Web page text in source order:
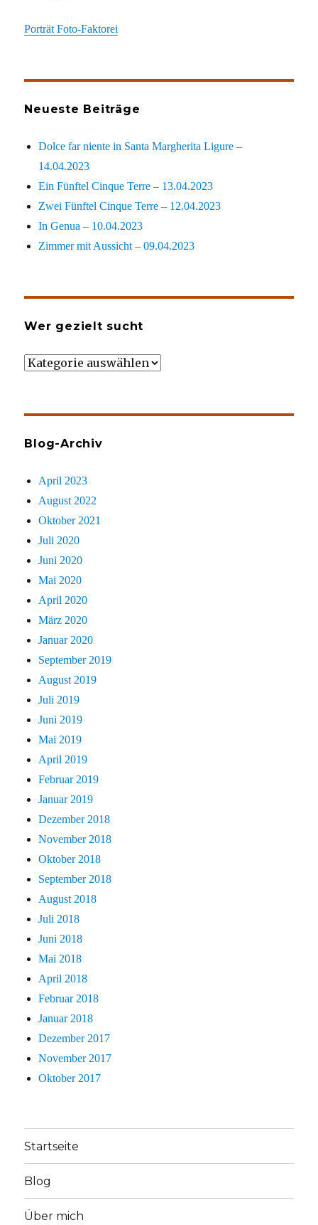
Porträt Foto-Faktorei
Neueste Beiträge
Dolce far niente in Santa Margherita Ligure –
14.04.2023
Ein Fünftel Cinque Terre – 13.04.2023
Zwei Fünftel Cinque Terre – 12.04.2023
In Genua – 10.04.2023
Zimmer mit Aussicht – 09.04.2023
Wer gezielt sucht
Wer
Blog-Archiv
April 2023
August 2022
Oktober 2021
Juli 2020
Juni 2020
Mai 2020
April 2020
März 2020
Januar 2020
September 2019
August 2019
Juli 2019
Juni 2019
Mai 2019
April 2019
Februar 2019
Januar 2019
Dezember 2018
November 2018
Oktober 2018
September 2018
August 2018
Juli 2018
Juni 2018
Mai 2018
April 2018
Februar 2018
Januar 2018
Dezember 2017
November 2017
Oktober 2017
Startseite
Blog
Über mich